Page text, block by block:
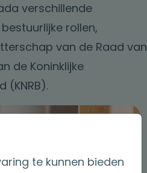
verschillende
rollen,
van de Raad van
de Koninklijke
(KNRB).
te kunnen bieden